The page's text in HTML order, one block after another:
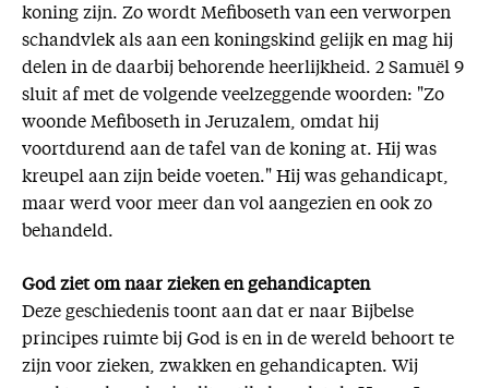
koning zijn. Zo wordt Mefiboseth van een verworpen
schandvlek als aan een koningskind gelijk en mag hij
delen in de daarbij behorende heerlijkheid. 2 Samuël 9
sluit af met de volgende veelzeggende woorden: "Zo
woonde Mefiboseth in Jeruzalem, omdat hij
voortdurend aan de tafel van de koning at. Hij was
kreupel aan zijn beide voeten." Hij was gehandicapt,
maar werd voor meer dan vol aangezien en ook zo
behandeld.
God ziet om naar zieken en gehandicapten
Deze geschiedenis toont aan dat er naar Bijbelse
principes ruimte bij God is en in de wereld behoort te
zijn voor zieken, zwakken en gehandicapten. Wij